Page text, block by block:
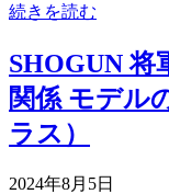
続きを読む
SHOGUN 将
関係 モデル
ラス）
2024年8月5日